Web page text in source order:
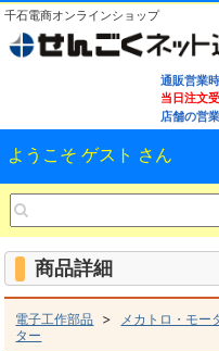
千石電商オンラインショップ
通販営業
当日注文
店舗の営
ようこそ ゲスト さん
商品詳細
電子工作部品 > メカトロ・モー
ター